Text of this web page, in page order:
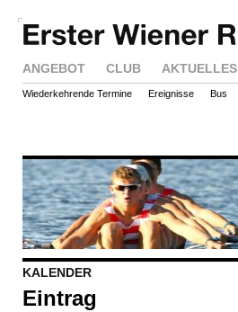
ANGEBOT CLUB AKTUELLES
Wiederkehrende Termine Ereignisse Bus
KALENDER
Eintrag